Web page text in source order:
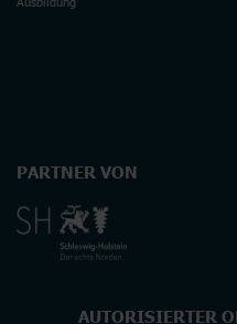
PARTNER VON
AUTORISIERTER